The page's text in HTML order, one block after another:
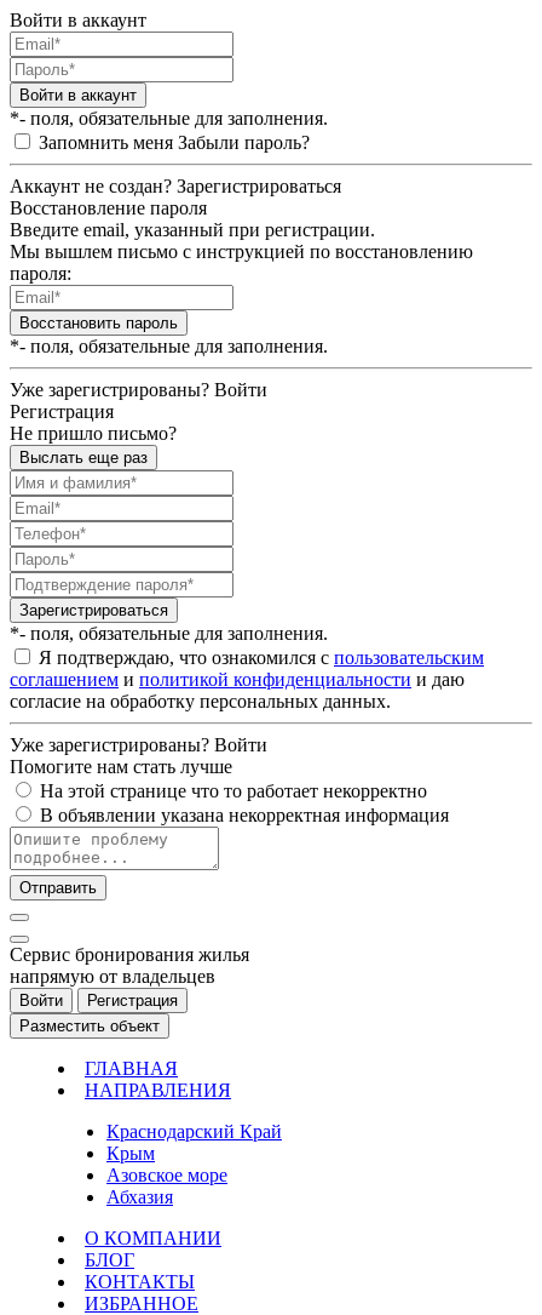
Войти в аккаунт
Войти в аккаунт
*- поля, обязательные для заполнения.
Запомнить меня Забыли пароль?
Аккаунт не создан? Зарегистрироваться
Восстановление пароля
Введите email, указанный при регистрации.
Мы вышлем письмо с инструкцией по восстановлению
пароля:
Восстановить пароль
*- поля, обязательные для заполнения.
Уже зарегистрированы? Войти
Регистрация
Не пришло письмо?
Выслать еще раз
Зарегистрироваться
*- поля, обязательные для заполнения.
Я подтверждаю, что ознакомился с пользовательским
соглашением и политикой конфиденциальности и даю
согласие на обработку персональных данных.
Уже зарегистрированы? Войти
Помогите нам стать лучше
На этой странице что то работает некорректно
В объявлении указана некорректная информация
Отправить
Cервис бронирования жилья
напрямую от владельцев
Войти
Регистрация
Разместить объект
ГЛАВНАЯ
НАПРАВЛЕНИЯ
Краснодарский Край
Крым
Азовское море
Абхазия
О КОМПАНИИ
БЛОГ
КОНТАКТЫ
ИЗБРАННОЕ